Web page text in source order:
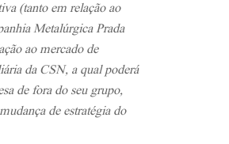
(tanto em relação ao
Metalúrgica Prada
ao mercado de
da CSN, a qual poderá
de fora do seu grupo,
de estratégia do